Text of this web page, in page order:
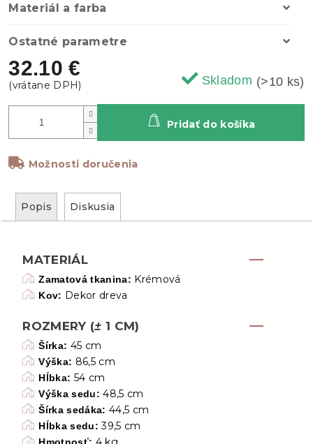
32.10 €
Skladom (>10 ks)
Možnosti doručenia
Pridať do košíka
Materiál a farba
Ostatné parametre
Popis Diskusia
MATERIÁL
Zamatová tkanina: Krémová
Kov: Dekor dreva
ROZMERY (± 1 CM)
Šírka: 45 cm
Výška: 86,5 cm
Hĺbka: 54 cm
Výška sedu: 48,5 cm
Šírka sedáka: 44,5 cm
Hĺbka sedu: 39,5 cm
Hmotnosť: